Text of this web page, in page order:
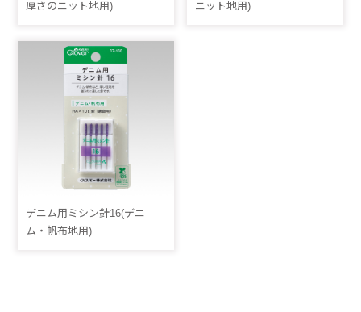
厚さのニット地用)
ニット地用)
デニム用ミシン針16(デニ
ム・帆布地用)